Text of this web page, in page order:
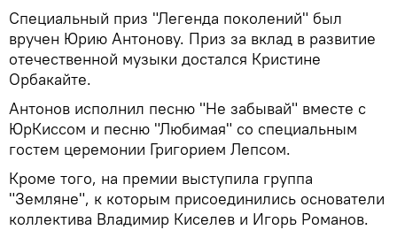
Специальный приз "Легенда поколений" был
вручен Юрию Антонову. Приз за вклад в развитие
отечественной музыки достался Кристине
Орбакайте.
Антонов исполнил песню "Не забывай" вместе с
ЮрКиссом и песню "Любимая" со специальным
гостем церемонии Григорием Лепсом.
Кроме того, на премии выступила группа
"Земляне", к которым присоединились основатели
коллектива Владимир Киселев и Игорь Романов.